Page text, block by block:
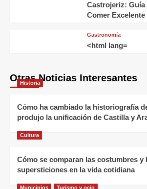
Castrojeriz: Guía
Comer Excelente
Gastronomía
<html lang=
Otras Noticias Interesantes
Historia
Cómo ha cambiado la historiografía
produjo la unificación de Castilla y
Cultura
Cómo se comparan las costumbres y
supersticiones en la vida cotidiana
Municipios Turismo y ocio